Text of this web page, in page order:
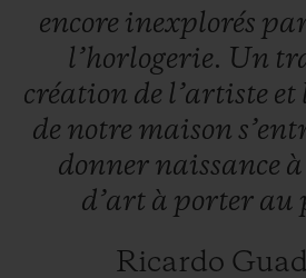
Murakami, les pétales se
sous la glace de la montre.
Côté coeur,les horlogers
battre le calibre maison
légendaire Unico, ici sans
chronographe, un
encore inexplorés
l’horlogerie. Un
création de l’artiste et
de notre maison
donner naissance à
d’art à porter au
Ricardo